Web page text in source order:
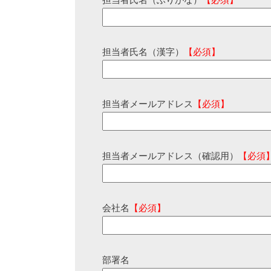
担当者氏名（漢字） 【必須】
担当者メールアドレス 【必須】
担当者メールアドレス（確認用） 【必須
会社名 【必須】
部署名